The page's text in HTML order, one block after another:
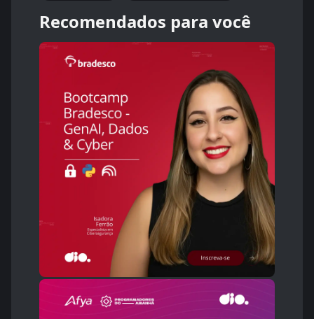
Recomendados para você